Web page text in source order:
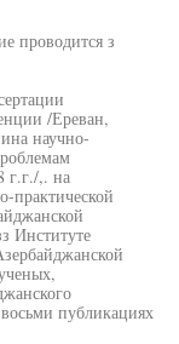
проводится з
/Ереван,
научно-
г.г./,. на
Институте
публикациях